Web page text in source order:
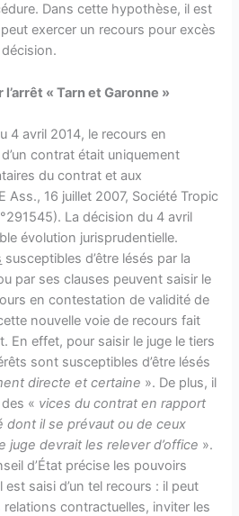
Dans cette hypothèse, il est
exercer un recours pour excès
« Tarn et Garonne »
4 avril 2014, le recours en
contrat était uniquement
du contrat et aux
Ass., 16 juillet 2007, Société Tropic
La décision du 4 avril
évolution jurisprudentielle.
susceptibles d’être lésés par la
par ses clauses peuvent saisir le
en contestation de validité de
nouvelle voie de recours fait
En effet, pour saisir le juge le tiers
sont susceptibles d’être lésés
directe et certaine ». De plus, il
« vices du contrat en rapport
dont il se prévaut ou de ceux
juge devrait les relever d’office ».
d’État précise les pouvoirs
est saisi d’un tel recours : il peut
contractuelles, inviter les